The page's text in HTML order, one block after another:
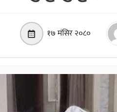
१७ मंसिर २०८०